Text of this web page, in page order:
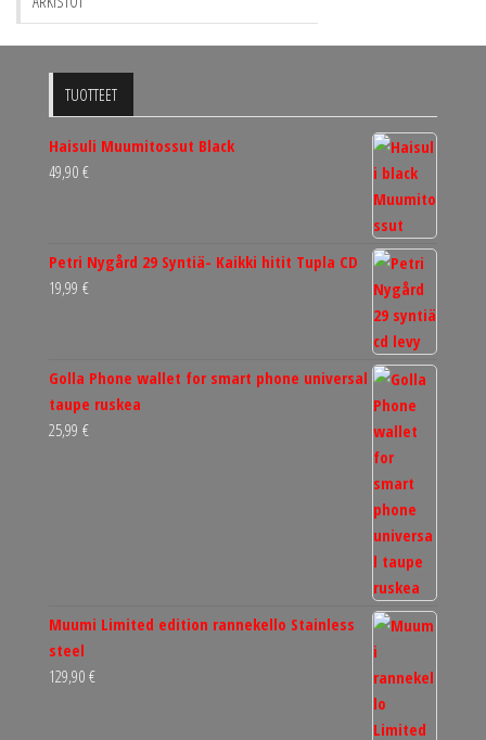
TUOTTEET
Haisuli Muumitossut Black
49,90 €
Petri Nygård 29 Syntiä- Kaikki hitit Tupla CD
19,99 €
Golla Phone wallet for smart phone universal
taupe ruskea
25,99 €
Muumi Limited edition rannekello Stainless
steel
129,90 €